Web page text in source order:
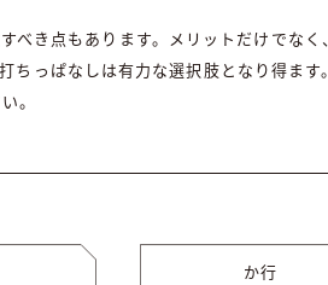
べき点もあります。メリットだけでな
ちっぱなしは有力な選択肢となり得ま
。
か行